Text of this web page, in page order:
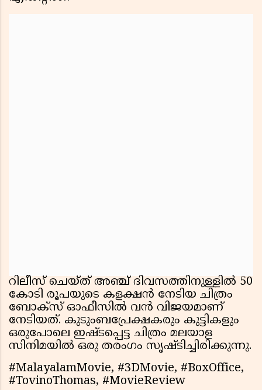
റിലീസ് ചെയ്ത് അഞ്ച് ദിവസത്തിനുള്ളിൽ 50
കോടി രൂപയുടെ കളക്ഷൻ നേടിയ ചിത്രം
ബോക്സ് ഓഫീസിൽ വൻ വിജയമാണ്
നേടിയത്. കുടുംബപ്രേക്ഷകരും കുട്ടികളും
ഒരുപോലെ ഇഷ്ടപ്പെട്ട ചിത്രം മലയാള
സിനിമയിൽ ഒരു തരംഗം സൃഷ്ടിച്ചിരിക്കുന്നു.
#MalayalamMovie, #3DMovie, #BoxOffice,
#TovinoThomas, #MovieReview